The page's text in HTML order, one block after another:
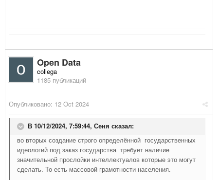
Open Data
collega
1185 публикаций
Опубликовано: 12 Oct 2024
В 10/12/2024, 7:59:44, Сеня сказал:
во вторых создание строго определённой государственных
идеологий под заказ государства требует наличие
значительной прослойки интеллектуалов которые это могут
сделать. То есть массовой грамотности населения.